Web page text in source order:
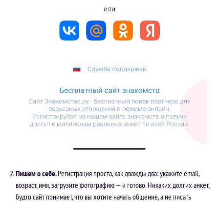
Пишем о себе.Регистрация проста, как дважды два: укажите email,
возраст, имя, загрузите фотографию — и готово. Никаких долгих анкет,
будто сайт понимает, что вы хотите начать общение, а не писать